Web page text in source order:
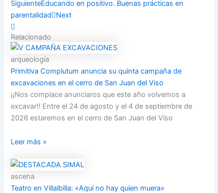
SiguienteEducando en positivo. Buenas prácticas en
parentalidad
Next
Relacionado
arqueología
Primitiva Complutum anuncia su quinta campaña de
excavaciones en el cerro de San Juan del Viso
¡¡Nos complace anunciaros que este año volvemos a
excavar!! Entre el 24 de agosto y el 4 de septiembre de
2026 estaremos en el cerro de San Juan del Viso
Leer más »
ascena
Teatro en Villalbilla: «Aquí no hay quien muera»